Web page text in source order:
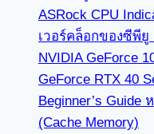
ASRock CPU
เวอร์คล็อกของซีพียู
NVIDIA GeForce
GeForce RTX 40
Beginner’s
(Cache Memory)